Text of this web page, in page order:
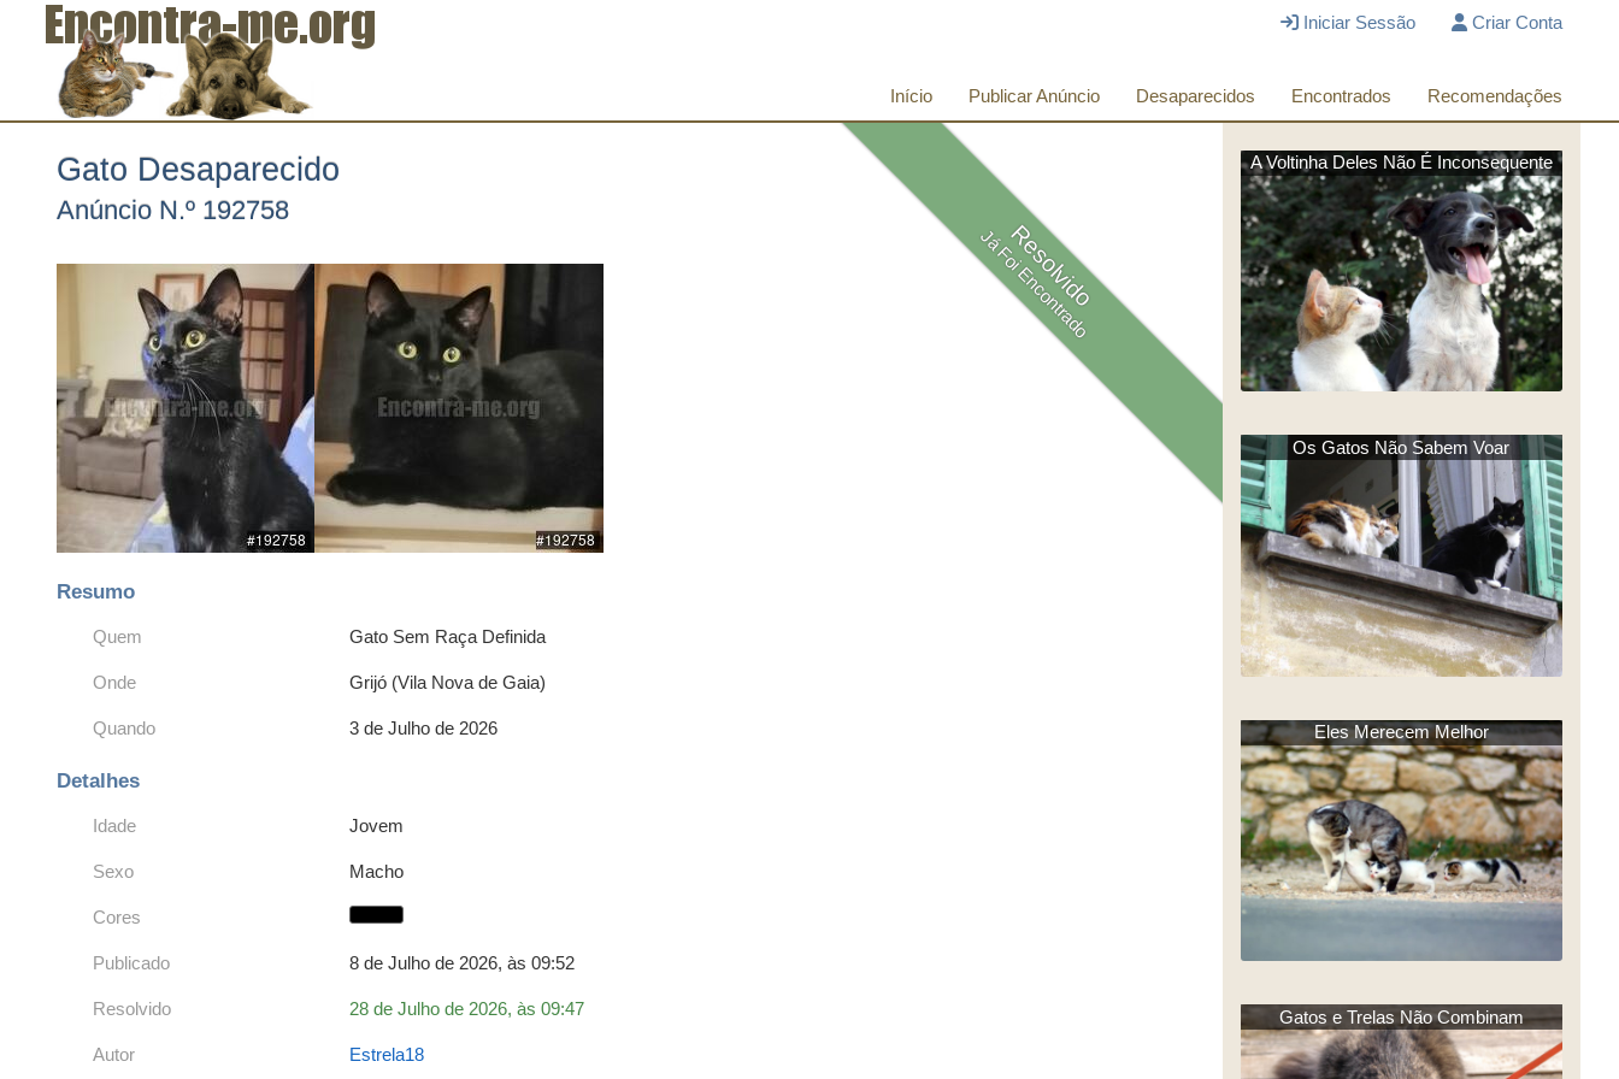
Iniciar Sessão Criar Conta
Início Publicar Anúncio Desaparecidos Encontrados Recomendações
Resolvido
Já Foi Encontrado
Gato Desaparecido
Anúncio N.º 192758
Resumo
Quem Gato Sem Raça Definida
Onde Grijó (Vila Nova de Gaia)
Quando 3 de Julho de 2026
Detalhes
Idade Jovem
Sexo Macho
Cores
Publicado 8 de Julho de 2026, às 09:52
Resolvido 28 de Julho de 2026, às 09:47
Autor Estrela18
A Voltinha Deles Não É Inconsequente
Os Gatos Não Sabem Voar
Eles Merecem Melhor
Gatos e Trelas Não Combinam